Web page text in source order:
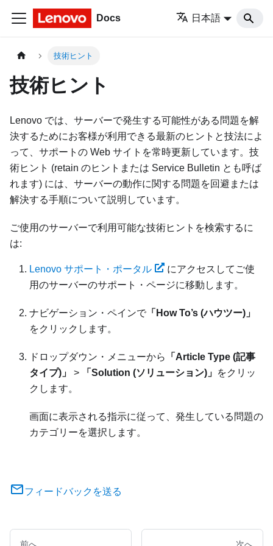
Docs 日本語
技術ヒント
技術ヒント
Lenovo では、サーバーで発生する可能性がある問題を解
決するためにお客様が利用できる最新のヒントと技法によ
って、サポートの Web サイトを常時更新しています。技
術ヒント (retain のヒントまたは Service Bulletin とも呼ば
れます) には、サーバーの動作に関する問題を回避または
解決する手順について説明しています。
ご使用のサーバーで利用可能な技術ヒントを検索するに
は:
Lenovo サポート・ポータル
にアクセスしてご使
用のサーバーのサポート・ページに移動します。
ナビゲーション・ペインで「How To’s (ハウツー)」
をクリックします。
ドロップダウン・メニューから
「Article Type (記事
タイプ)」
> 「Solution (ソリューション)」 をクリッ
クします。
画面に表示される指示に従って、発生している問題の
カテゴリーを選択します。
フィードバックを送る